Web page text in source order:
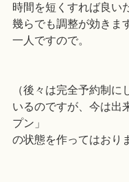
時間を短くすれば良い
幾らでも調整が効きま
一人ですので。
（後々は完全予約制に
いるのですが、今は出
プン」
の状態を作ってはおり